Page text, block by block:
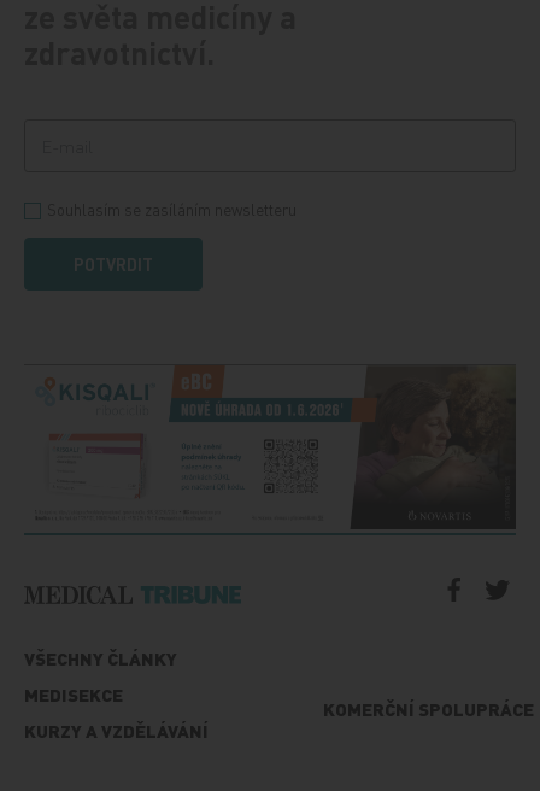
POTVRDIT
VŠECHNY ČLÁNKY
MEDISEKCE
KURZY A VZDĚLÁVÁNÍ
KOMERČNÍ SPOLUPRÁCE